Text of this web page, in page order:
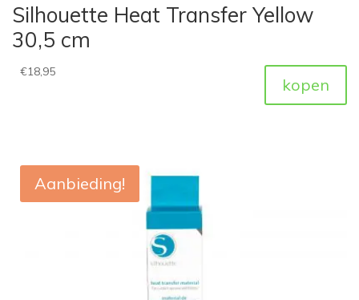
Silhouette Heat Transfer Yellow
30,5 cm
€18,95
kopen
Aanbieding!